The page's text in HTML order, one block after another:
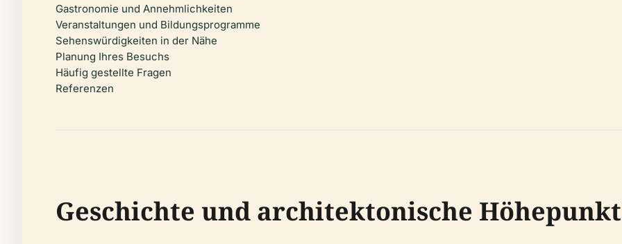
Gastronomie und Annehmlichkeiten
Veranstaltungen und Bildungsprogramme
Sehenswürdigkeiten in der Nähe
Planung Ihres Besuchs
Häufig gestellte Fragen
Referenzen
Geschichte und architektonische